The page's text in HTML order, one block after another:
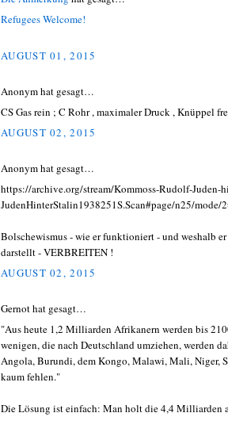
Refugees Welcome!
AUGUST 01, 2015
Anonym hat gesagt…
CS Gas rein ; C Rohr , maximaler Druck , Knüppel
AUGUST 02, 2015
Anonym hat gesagt…
https://archive.org/stream/Kommoss-Rudolf-Juden-
JudenHinterStalin1938251S.Scan#page/n25/mode/
Bolschewismus - wie er funktioniert - und weshalb
darstellt - VERBREITEN !
AUGUST 02, 2015
Gernot hat gesagt…
"Aus heute 1,2 Milliarden Afrikanern werden bis
wenigen, die nach Deutschland umziehen, werden
Angola, Burundi, dem Kongo, Malawi, Mali, Niger,
kaum fehlen."
Die Lösung ist einfach: Man holt die 4,4 Milliarden